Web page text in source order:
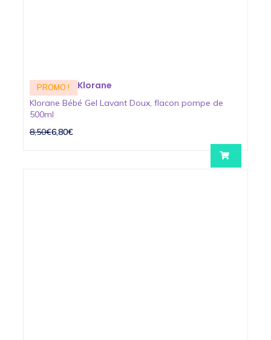
PROMO ! Klorane
Klorane Bébé Gel Lavant Doux, flacon pompe de
500ml
8,50€6,80€